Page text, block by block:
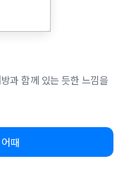
과 함께 있는 듯한 느낌을
때